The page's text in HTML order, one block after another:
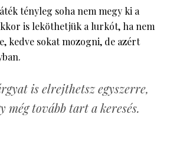
tényleg soha nem megy ki a
is leköthetjük a lurkót, ha nem
kedve sokat mozogni, de azért
is elrejthetsz egyszerre,
még tovább tart a keresés.